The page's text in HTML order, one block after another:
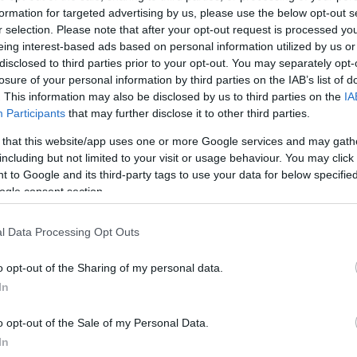
for targeted advertising by us, please use the below opt-out
selection. Please note that after your opt-out request is processed
interest-based ads based on personal information utilized by us
to third parties prior to your opt-out. You may separately
of your personal information by third parties on the IAB’s list of
This information may also be disclosed by us to third parties on the
Participants that may further disclose it to other third parties.
that this website/app uses one or more Google services and may
but not limited to your visit or usage behaviour. You may
to Google and its third-party tags to use your data for below
consent section.
Data Processing Opt Outs
opt-out of the Sharing of my personal data.
opt-out of the Sale of my Personal Data.
προσήχθησαν δύο άτομα στην Ασφάλεια ενώ
σε σύλληψη. Μάλιστα, νεότερες
από τους δύο είναι γιος εφοπλιστή,ενώ στο
και σε ριάλιτι της ελληνικής τηλεόρασης.
αστυνομικοί κατάφεραν να τους εντοπίσουν καθώς
δει την πινακίδα του αυτοκινήτου στο οποίο
αναζητήσεις, οι Αρχές εντόπισαν το όχημα κοντά
τους δύο άνδρες, ενώ στο όχημα υπήρχε κι
να διαφύγει.